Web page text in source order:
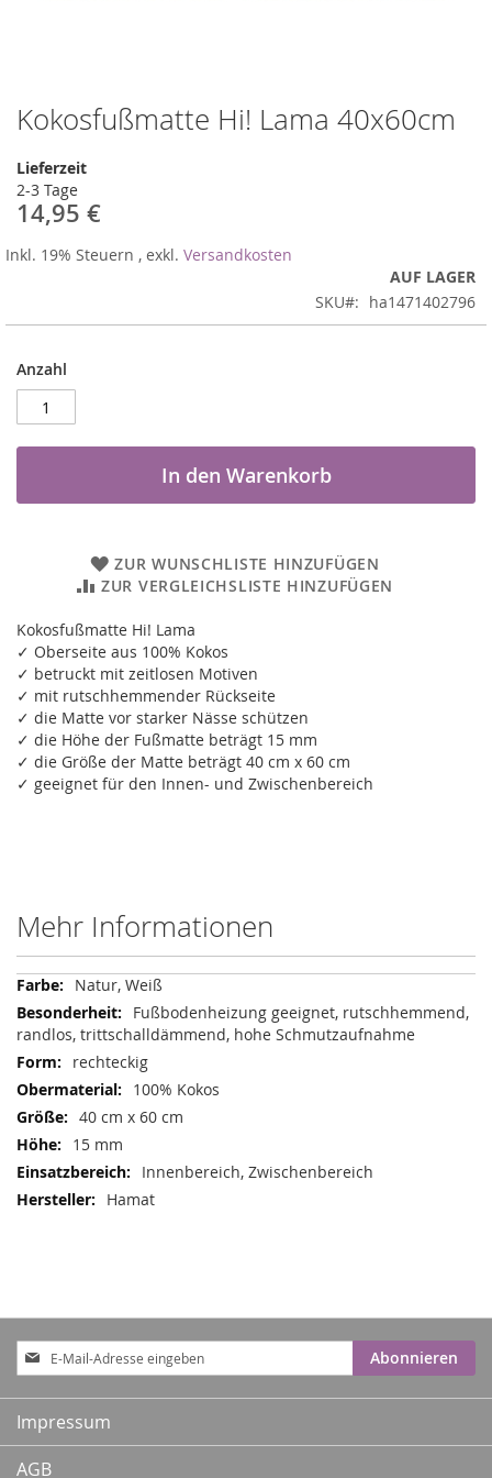
Kokosfußmatte Hi! Lama 40x60cm
Lieferzeit
2-3 Tage
14,95 €
Inkl. 19% Steuern , exkl. Versandkosten
AUF LAGER
SKU
ha1471402796
Anzahl
In den Warenkorb
ZUR WUNSCHLISTE HINZUFÜGEN
ZUR VERGLEICHSLISTE HINZUFÜGEN
Kokosfußmatte Hi! Lama
✓ Oberseite aus 100% Kokos
✓ betruckt mit zeitlosen Motiven
✓ mit rutschhemmender Rückseite
✓ die Matte vor starker Nässe schützen
✓ die Höhe der Fußmatte beträgt 15 mm
✓ die Größe der Matte beträgt 40 cm x 60 cm
✓ geeignet für den Innen- und Zwischenbereich
Zum
Anfang
der
Bildergalerie
springen
Mehr Informationen
Mehr
Informationen
Natur, Weiß
Fußbodenheizung geeignet, rutschhemmend,
randlos, trittschalldämmend, hohe Schmutzaufnahme
rechteckig
100% Kokos
40 cm x 60 cm
15 mm
Innenbereich, Zwischenbereich
Hamat
Anmeldung
zum
Newsletter:
Abonnieren
Impressum
AGB